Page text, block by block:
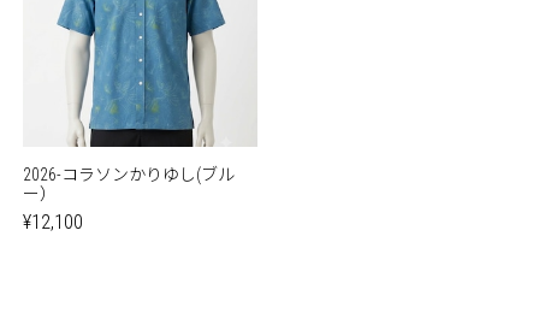
2026-コラソンかりゆし(ブル
ー）
¥12,100